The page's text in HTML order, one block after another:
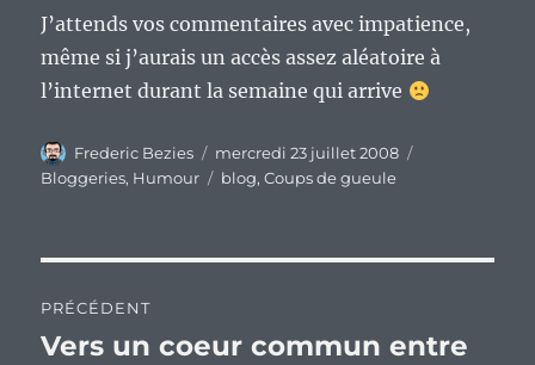
J’attends vos commentaires avec impatience,
même si j’aurais un accès assez aléatoire à
l’internet durant la semaine qui arrive
Auteur
Frederic Bezies
Publié
le
mercredi 23 juillet 2008
Bloggeries, Humour Étiquettes
blog,Coups de gueule
de
PRÉCÉDENT
Publication
Vers un coeur commun entre